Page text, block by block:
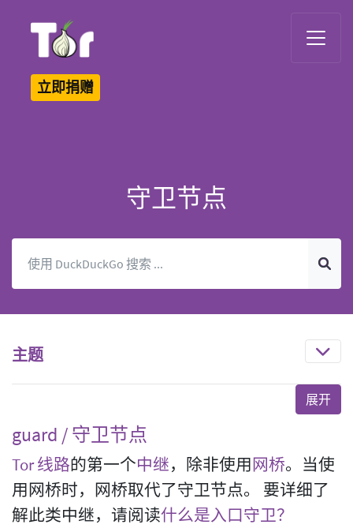
立即捐赠
守卫节点
主题
guard / 守卫节点
Tor 线路的第一个中继，除非使用网桥。当使
用网桥时，网桥取代了守卫节点。 要详细了
解此类中继，请阅读什么是入口守卫？